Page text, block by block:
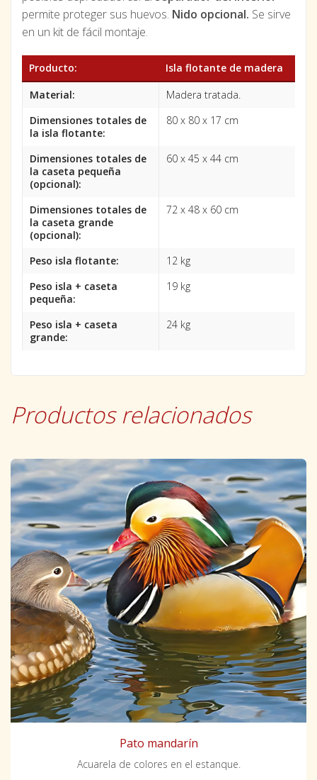
permite proteger sus huevos. Nido opcional. Se sirve
en un kit de fácil montaje.
Producto:
Isla flotante de madera
Material:
Madera tratada.
Dimensiones totales de
la isla flotante:
80 x 80 x 17 cm
Dimensiones totales de
la caseta pequeña
(opcional):
60 x 45 x 44 cm
Dimensiones totales de
la caseta grande
(opcional):
72 x 48 x 60 cm
Peso isla flotante:
12 kg
Peso isla + caseta
pequeña:
19 kg
Peso isla + caseta
grande:
24 kg
Productos relacionados
Pato mandarín
Acuarela de colores en el estanque.